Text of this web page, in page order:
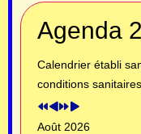
Agenda
Calendrier établi
conditions
Année
précédente
précédent
suivante
suivant
Août 2026